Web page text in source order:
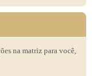
na matriz para você,